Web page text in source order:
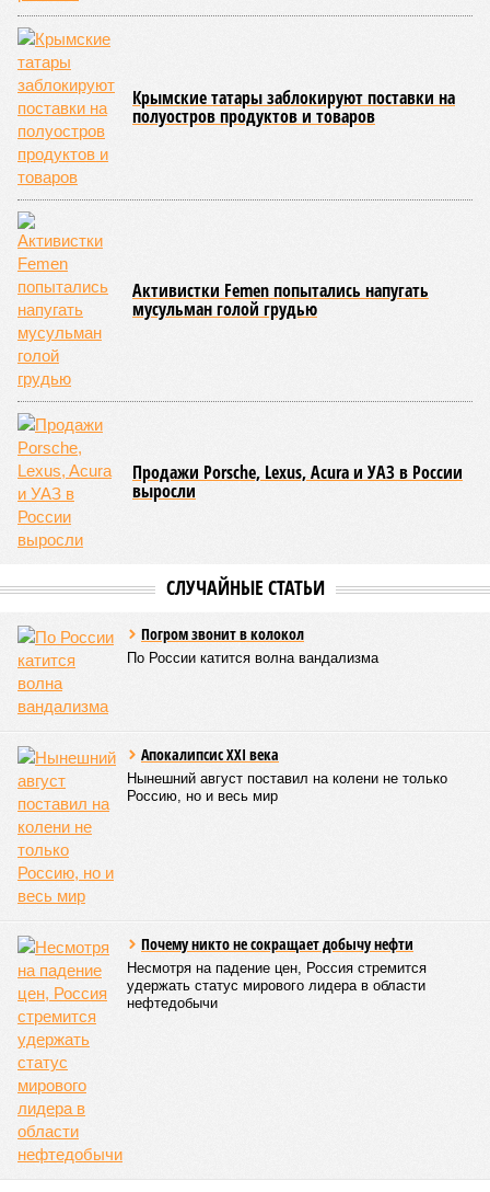
Крымские татары заблокируют поставки на
полуостров продуктов и товаров
Активистки Femen попытались напугать
мусульман голой грудью
Продажи Porsche, Lexus, Acura и УАЗ в России
выросли
СЛУЧАЙНЫЕ СТАТЬИ
Погром звонит в колокол
По России катится волна вандализма
Апокалипсис XXI века
Нынешний август поставил на колени не только
Россию, но и весь мир
Почему никто не сокращает добычу нефти
Несмотря на падение цен, Россия стремится
удержать статус мирового лидера в области
нефтедобычи